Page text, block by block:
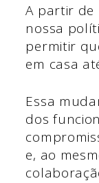
A partir de
nossa
permitir
em casa
Essa
dos
e, ao